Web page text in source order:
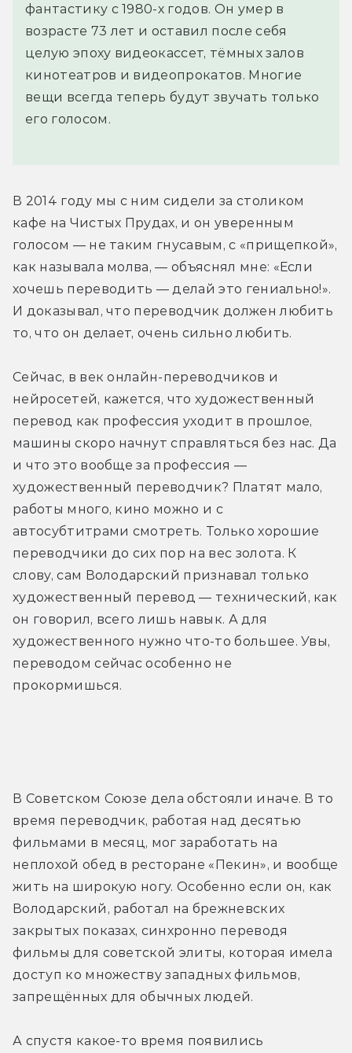
фантастику с 1980-х годов. Он умер в
возрасте 73 лет и оставил после себя
целую эпоху видеокассет, тёмных залов
кинотеатров и видеопрокатов. Многие
вещи всегда теперь будут звучать только
его голосом.
В 2014 году мы с ним сидели за столиком
кафе на Чистых Прудах, и он уверенным
голосом — не таким гнусавым, с «прищепкой»,
как называла молва, — объяснял мне: «Если
хочешь переводить — делай это гениально!».
И доказывал, что переводчик должен любить
то, что он делает, очень сильно любить.
Сейчас, в век онлайн-переводчиков и
нейросетей, кажется, что художественный
перевод как профессия уходит в прошлое,
машины скоро начнут справляться без нас. Да
и что это вообще за профессия —
художественный переводчик? Платят мало,
работы много, кино можно и с
автосубтитрами смотреть. Только хорошие
переводчики до сих пор на вес золота. К
слову, сам Володарский признавал только
художественный перевод — технический, как
он говорил, всего лишь навык. А для
художественного нужно что-то большее. Увы,
переводом сейчас особенно не
прокормишься.
В Советском Союзе дела обстояли иначе. В то
время переводчик, работая над десятью
фильмами в месяц, мог заработать на
неплохой обед в ресторане «Пекин», и вообще
жить на широкую ногу. Особенно если он, как
Володарский, работал на брежневских
закрытых показах, синхронно переводя
фильмы для советской элиты, которая имела
доступ ко множеству западных фильмов,
запрещённых для обычных людей.
А спустя какое-то время появились